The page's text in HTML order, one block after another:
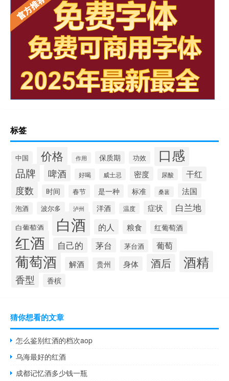
标签
中国 价格 作用 保质期 功效 口感
品牌 啤酒 好喝 威士忌 密度 尿酸 干红
度数 时间 春节 是一种 标准 桑葚 法国
泡酒 波尔多 泸州 洋酒 温度 症状 白兰地
白葡萄酒 白酒 的人 粮食 红葡萄酒
红酒 自己的 茅台 茅台酒 葡萄
葡萄酒 解酒 贵州 身体 酒后 酒精
香型 香槟
猜你想看的文章
怎么鉴别红酒的档次aop
乌海最好的红酒
成都记忆酒多少钱一瓶